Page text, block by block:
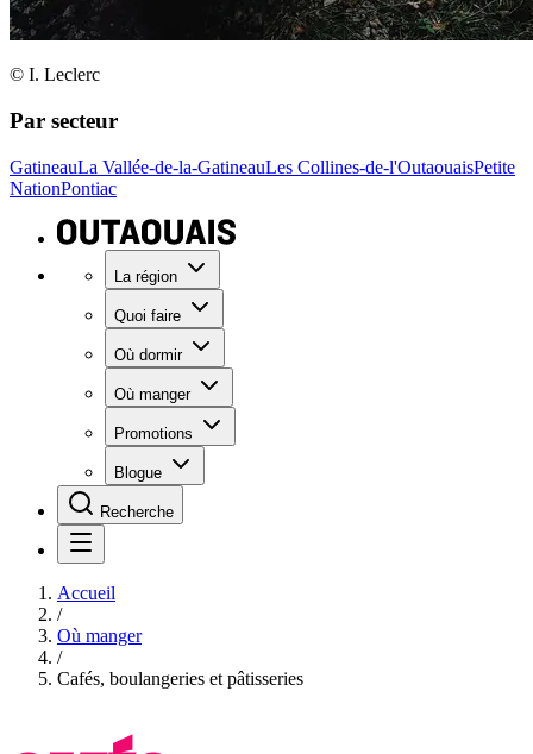
© I. Leclerc
Par secteur
GatineauLa Vallée-de-la-GatineauLes Collines-de-l'OutaouaisPetite
NationPontiac
La région
Quoi faire
Où dormir
Où manger
Promotions
Blogue
Recherche
Accueil
/
Où manger
/
Cafés, boulangeries et pâtisseries